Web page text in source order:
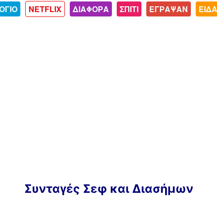
NETFLIX ΔΙΑΦΟΡΑ ΣΠΙΤΙ ΕΓΡΑΨΑΝ ΕΙΔΑ
Συνταγές Σεφ και Διασήμων